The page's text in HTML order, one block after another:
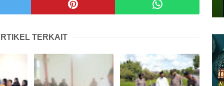
TERKAIT